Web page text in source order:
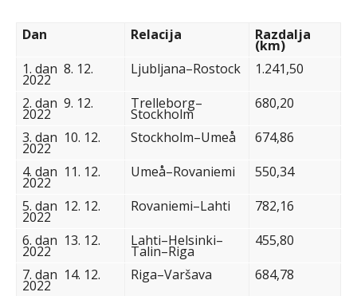
Dan Relacija Razdalja
(km)
1. dan 8. 12.
2022
Ljubljana–Rostock
1.241,50
2. dan 9. 12.
2022
Trelleborg–
Stockholm
680,20
3. dan 10. 12.
2022
Stockholm–Umeå
674,86
4. dan 11. 12.
2022
Umeå–Rovaniemi
550,34
5. dan 12. 12.
2022
Rovaniemi–Lahti
782,16
6. dan 13. 12.
2022
Lahti–Helsinki–
Talin–Riga
455,80
7. dan 14. 12.
2022
Riga–Varšava
684,78